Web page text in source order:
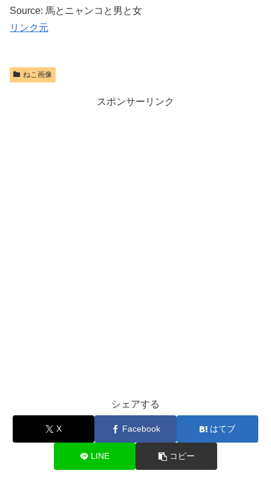
Source: 馬とニャンコと男と女
リンク元
ねこ画像
スポンサーリンク
シェアする
X Facebook はてブ
LINE コピー